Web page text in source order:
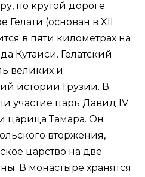
по крутой дороге.
Гелати (основан в XII
в пяти километрах на
Кутаиси. Гелатский
великих и
истории Грузии. В
участие царь Давид IV
и царица Тамара. Он
вторжения,
царство на две
В монастыре хранятся